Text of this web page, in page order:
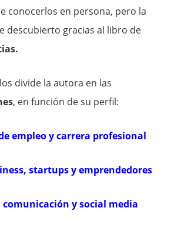
conocerlos en persona, pero la
descubierto gracias al libro de
los divide la autora en las
, en función de su perfil:
empleo y carrera profesional
startups y emprendedores
y social media